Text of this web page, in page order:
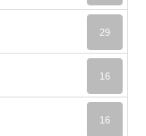
29
16
16